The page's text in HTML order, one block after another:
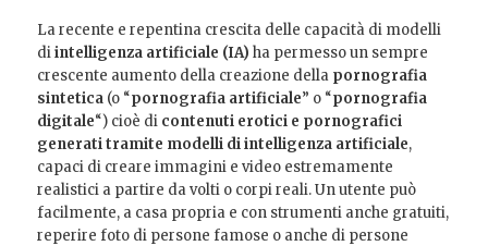
La recente e repentina crescita delle capacità di modelli
diintelligenza artificiale (IA) ha permesso un sempre
crescente aumento della creazione della pornografia
sintetica (o “pornografia artificiale” o “pornografia
digitale“) cioè di contenuti erotici e pornografici
generati tramite modelli di intelligenza artificiale,
capaci di creare immagini e video estremamente
realistici a partire da volti o corpi reali. Un utente può
facilmente, a casa propria e con strumenti anche gratuiti,
reperire foto di persone famose o anche di persone